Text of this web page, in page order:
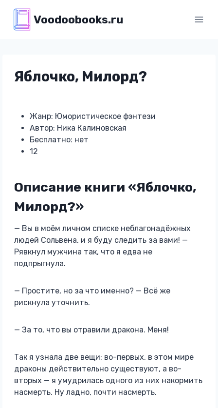
содержимому
Voodoobooks.ru
Яблочко, Милорд?
Жанр: Юмористическое фэнтези
Автор: Ника Калиновская
Бесплатно: нет
12
Описание книги «Яблочко,
Милорд?»
— Вы в моём личном списке неблагонадёжных
людей Сольвена, и я буду следить за вами! —
Рявкнул мужчина так, что я едва не
подпрыгнула.
— Простите, но за что именно? — Всё же
рискнула уточнить.
— За то, что вы отравили дракона. Меня!
Так я узнала две вещи: во-первых, в этом мире
драконы действительно существуют, а во-
вторых — я умудрилась одного из них накормить
насмерть. Ну ладно, почти насмерть.